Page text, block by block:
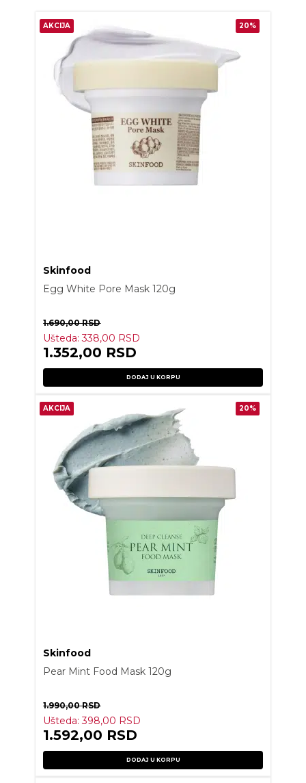
AKCIJA 20%
Skinfood
Egg White Pore Mask 120g
1.690,00RSD
Ušteda:338,00 RSD
1.352,00 RSD
DODAJ U KORPU
AKCIJA 20%
Skinfood
Pear Mint Food Mask 120g
1.990,00RSD
Ušteda:398,00 RSD
1.592,00 RSD
DODAJ U KORPU